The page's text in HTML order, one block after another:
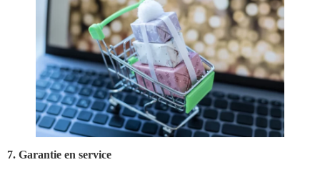
7. Garantie en service